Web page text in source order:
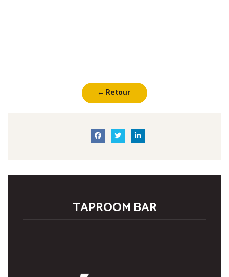
← Retour
TAPROOM BAR